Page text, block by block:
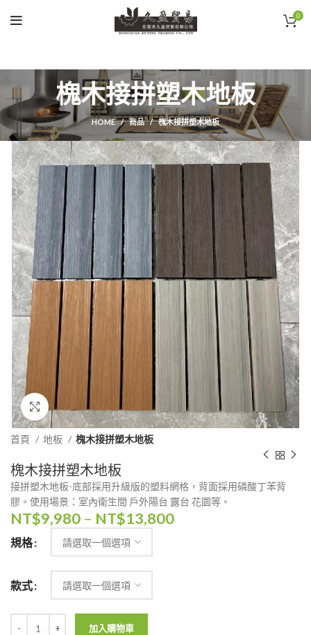
0
槐木接拼塑木地板
HOME 商品 槐木接拼塑木地板
Click to enlarge
首頁 地板 槐木接拼塑木地板
槐木接拼塑木地板
接拼塑木地板-底部採用升級版的塑料網格，背面採用磷酸丁苯背
膠。使用場景：室內衛生間 戶外陽台 露台 花園等。
NT$9,980 – NT$13,800
規格
款式
加入購物車